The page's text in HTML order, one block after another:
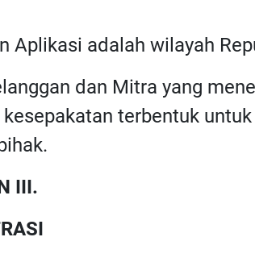
Aplikasi adalah wilayah
dan Mitra yang
terbentuk
III.